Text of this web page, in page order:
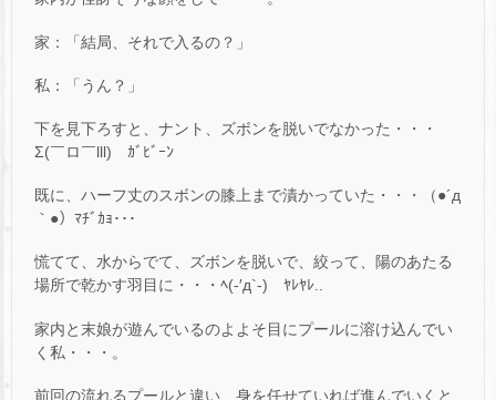
家：「結局、それで入るの？」
私：「うん？」
下を見下ろすと、ナント、ズボンを脱いでなかった・・・
Σ(￣ロ￣lll) ｶﾞﾋﾞｰﾝ
既に、ハーフ丈のスボンの膝上まで漬かっていた・・・（●´д
｀●）ﾏﾁﾞｶｮ･･･
慌てて、水からでて、ズボンを脱いで、絞って、陽のあたる
場所で乾かす羽目に・・・ﾍ(-′д`-)ゝﾔﾚﾔﾚ..
家内と末娘が遊んでいるのよよそ目にプールに溶け込んでい
く私・・・。
前回の流れるプールと違い、身を任せていれば進んでいくと